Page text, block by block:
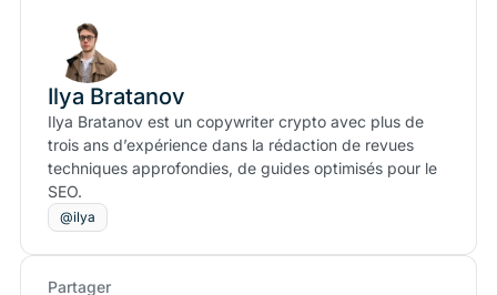
Ilya Bratanov
Ilya Bratanov est un copywriter crypto avec plus de
trois ans d’expérience dans la rédaction de revues
techniques approfondies, de guides optimisés pour le
SEO.
@ilya
Partager